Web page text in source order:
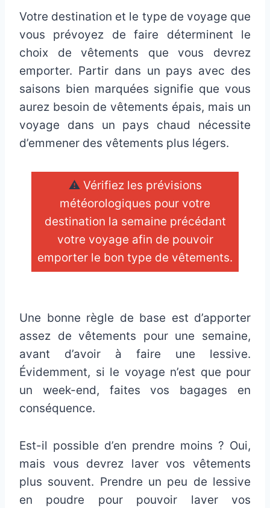
Votre destination et le type de voyage que
vous prévoyez de faire déterminent le
choix de vêtements que vous devrez
emporter. Partir dans un pays avec des
saisons bien marquées signifie que vous
aurez besoin de vêtements épais, mais un
voyage dans un pays chaud nécessite
d’emmener des vêtements plus légers.
⚠ Vérifiez les prévisions
météorologiques pour votre
destination la semaine précédant
votre voyage afin de pouvoir
emporter le bon type de vêtements.
Une bonne règle de base est d’apporter
assez de vêtements pour une semaine,
avant d’avoir à faire une lessive.
Évidemment, si le voyage n’est que pour
un week-end, faites vos bagages en
conséquence.
Est-il possible d’en prendre moins ? Oui,
mais vous devrez laver vos vêtements
plus souvent. Prendre un peu de lessive
en poudre pour pouvoir laver vos